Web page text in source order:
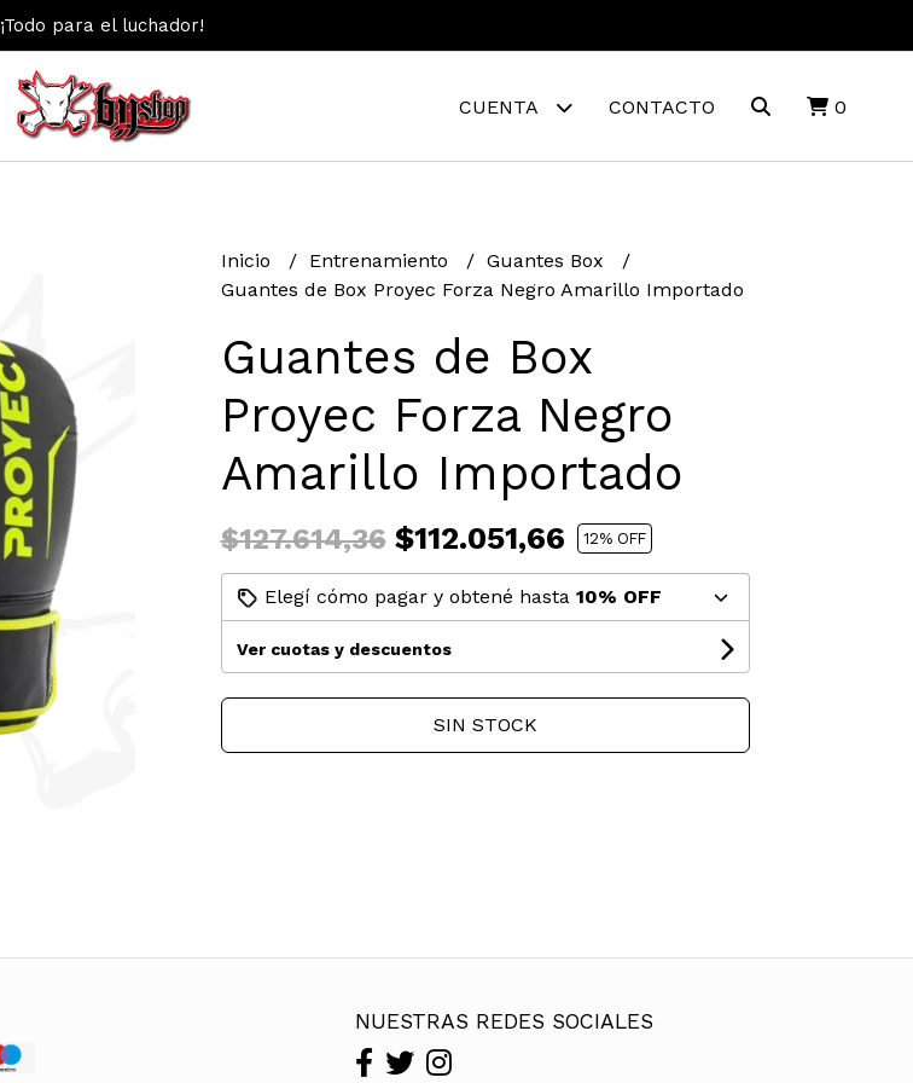
¡Todo para el luchador!
CUENTA CONTACTO 0
Inicio Entrenamiento
Guantes Box
Guantes de Box Proyec Forza Negro Amarillo Importado
Guantes de Box
Proyec Forza Negro
Amarillo Importado
$127.614,36$112.051,66 12% OFF
Elegí cómo pagar y obtené hasta 10% OFF
Ver cuotas y descuentos
SIN STOCK
NUESTRAS REDES SOCIALES